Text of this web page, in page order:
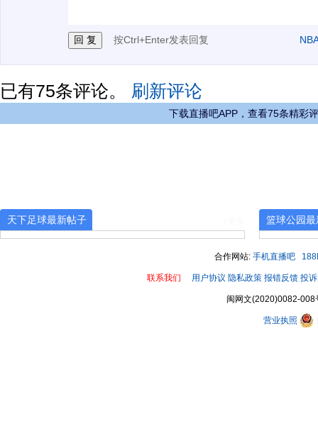
按Ctrl+Enter发表回复
已有75条评论。 刷新评论
下载直播吧APP，查看75条精彩
天下足球最新帖子 篮球公园
合作网站: 手机直播吧
联系我们 用户协议 隐私政策 报错反馈 投
闽网文(2020)0082-
营业执照